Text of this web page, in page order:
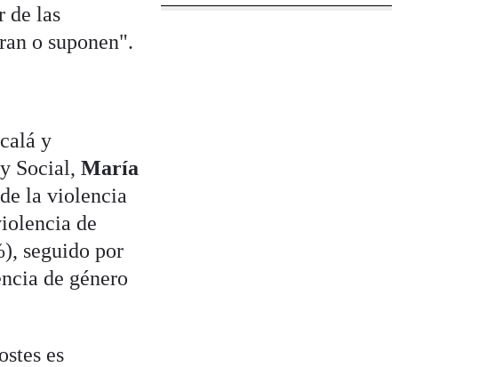
de las
o suponen".
y
Social,María
la violencia
de
seguido por
de género
es